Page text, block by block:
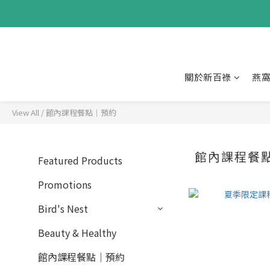
關於新百祿 燕
View All /館內課程餐點｜預約
Featured Products
Promotions
Bird's Nest
Beauty & Healthy
館內課程餐點｜預約
館內課程餐